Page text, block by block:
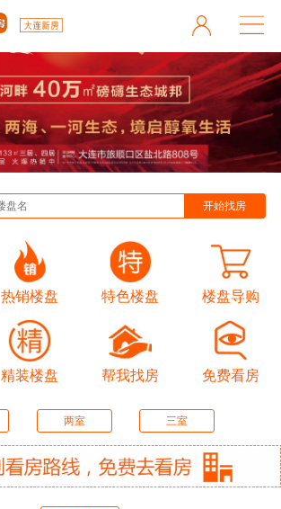
热销楼盘 特色楼盘 楼盘导购
精装楼盘 帮我找房 免费看房
两室 三室